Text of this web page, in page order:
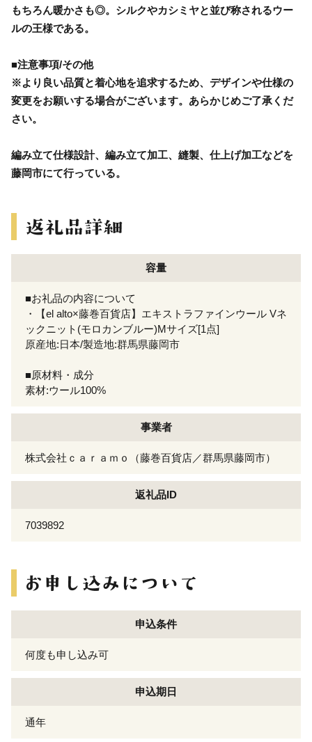
もちろん暖かさも◎。シルクやカシミヤと並び称されるウー
ルの王様である。
■注意事項/その他
※より良い品質と着心地を追求するため、デザインや仕様の
変更をお願いする場合がございます。あらかじめご了承くだ
さい。
編み立て仕様設計、編み立て加工、縫製、仕上げ加工などを
藤岡市にて行っている。
容量
■お礼品の内容について
・【el alto×藤巻百貨店】エキストラファインウール Vネ
ックニット(モロカンブルー)Mサイズ[1点]
原産地:日本/製造地:群馬県藤岡市
■原材料・成分
素材:ウール100%
事業者
株式会社ｃａｒａｍｏ（藤巻百貨店／群馬県藤岡市）
返礼品ID
7039892
申込条件
何度も申し込み可
申込期日
通年